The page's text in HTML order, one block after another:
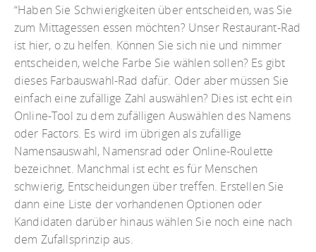
“Haben Sie Schwierigkeiten über entscheiden, was Sie
zum Mittagessen essen möchten? Unser Restaurant-Rad
ist hier, o zu helfen. Können Sie sich nie und nimmer
entscheiden, welche Farbe Sie wählen sollen? Es gibt
dieses Farbauswahl-Rad dafür. Oder aber müssen Sie
einfach eine zufällige Zahl auswählen? Dies ist echt ein
Online-Tool zu dem zufälligen Auswählen des Namens
oder Factors. Es wird im übrigen als zufällige
Namensauswahl, Namensrad oder Online-Roulette
bezeichnet. Manchmal ist echt es für Menschen
schwierig, Entscheidungen über treffen. Erstellen Sie
dann eine Liste der vorhandenen Optionen oder
Kandidaten darüber hinaus wählen Sie noch eine nach
dem Zufallsprinzip aus.